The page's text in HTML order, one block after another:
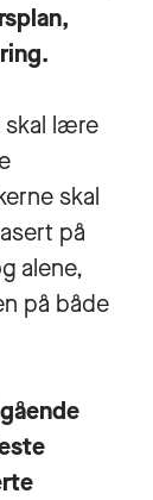
skal lære
skal
på
alene,
på både